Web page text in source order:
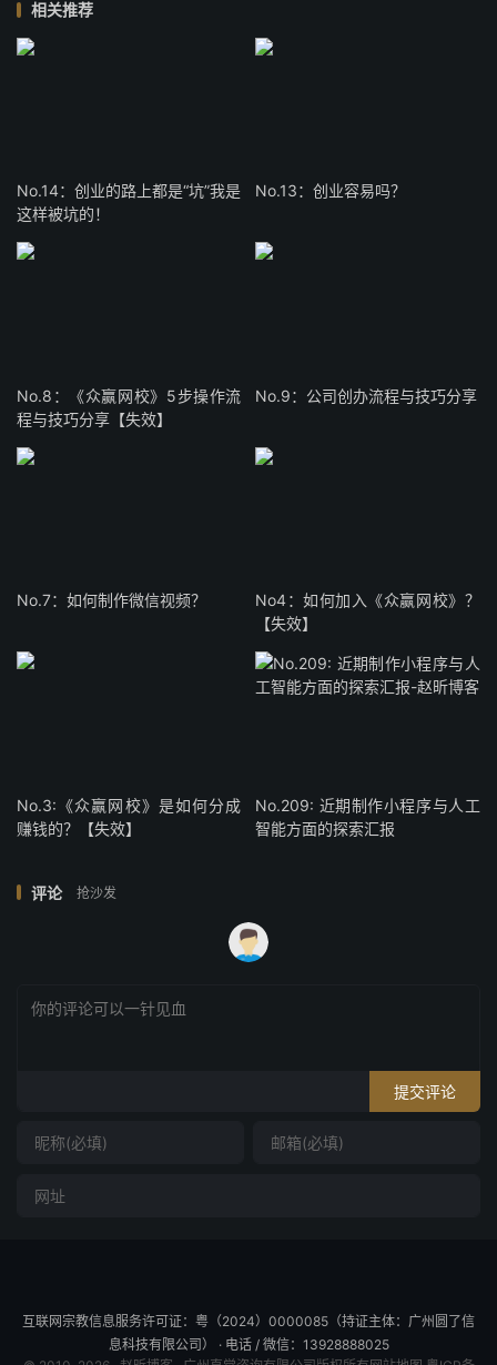
相关推荐
No.14：创业的路上都是“坑”我是
这样被坑的！
No.13：创业容易吗？
No.8：《众赢网校》5步操作流
程与技巧分享【失效】
No.9：公司创办流程与技巧分享
No.7：如何制作微信视频？
No4：如何加入《众赢网校》？
【失效】
No.3:《众赢网校》是如何分成
赚钱的？【失效】
No.209: 近期制作小程序与人工
智能方面的探索汇报
评论 抢沙发
提交评论
互联网宗教信息服务许可证：粤（2024）0000085（持证主体：广州圆了信
息科技有限公司） · 电话 / 微信：13928888025